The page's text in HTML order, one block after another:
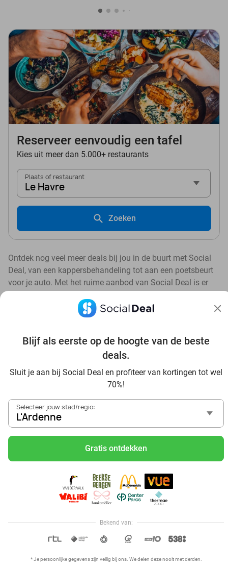
Blijf als eerste op de hoogte van de beste
deals.
Sluit je aan bij Social Deal en profiteer van kortingen tot wel
70%!
Selecteer jouw stad/regio:
L'Ardenne
Gratis ontdekken
Bekend van:
* Je persoonlijke gegevens zijn veilig bij ons. We delen deze nooit met derden.
Reserveer eenvoudig een tafel
Kies uit meer dan 5.000+ restaurants
Plaats of restaurant
Le Havre
Zoeken
Ontdek nog veel meer deals bij jou in de buurt met Social
Deal, van een kappersbehandeling tot aan een poetsbeurt
voor je auto. Met het ruime aanbod van Social Deal is er
Bekijk nog meer topdeals in jouw omgeving
Voordelig genieten in L'Ardenne: haal deal-inspiratie uit
Mangez des sushis à L'Ardenne
Mangez à volonté à L'Ardenne
Hoi, onze klantenservice is open,
dus als je een vraag hebt helpen